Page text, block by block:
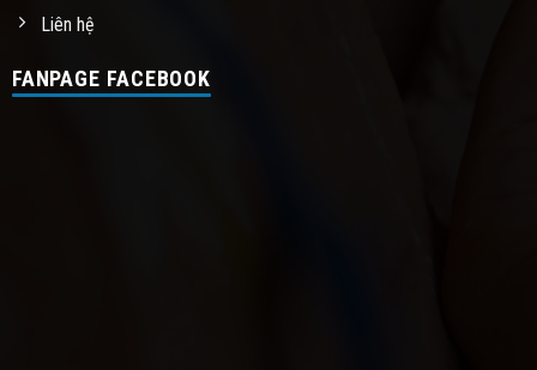
Liên hệ
FANPAGE FACEBOOK